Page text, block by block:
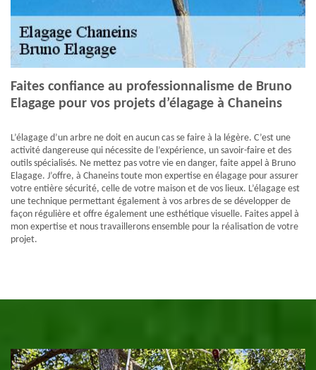
Faites confiance au professionnalisme de Bruno
Elagage pour vos projets d’élagage à Chaneins
L’élagage d’un arbre ne doit en aucun cas se faire à la légère. C’est une
activité dangereuse qui nécessite de l’expérience, un savoir-faire et des
outils spécialisés. Ne mettez pas votre vie en danger, faite appel à Bruno
Elagage. J’offre, à Chaneins toute mon expertise en élagage pour assurer
votre entière sécurité, celle de votre maison et de vos lieux. L’élagage est
une technique permettant également à vos arbres de se développer de
façon régulière et offre également une esthétique visuelle. Faites appel à
mon expertise et nous travaillerons ensemble pour la réalisation de votre
projet.